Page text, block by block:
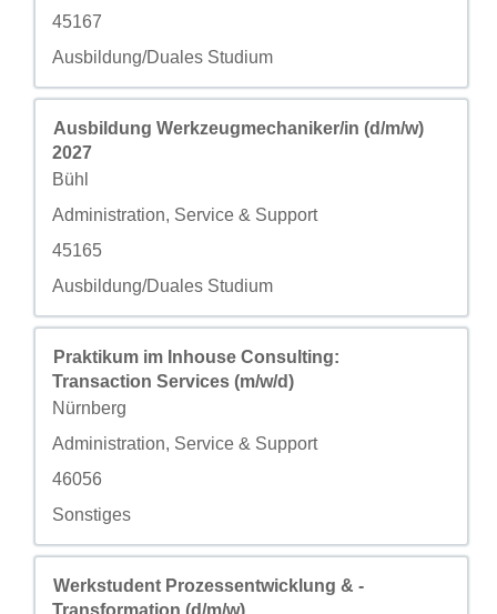
自定义字段 3
45167
自定义字段 4
Ausbildung/Duales Studium
职务
Ausbildung Werkzeugmechaniker/in (d/m/w)
2027
城市
Bühl
自定义字段 2
Administration, Service & Support
自定义字段 3
45165
自定义字段 4
Ausbildung/Duales Studium
使用空格键进行选择以查看职位信息的完整内容。
职务
Praktikum im Inhouse Consulting:
Transaction Services (m/w/d)
城市
Nürnberg
自定义字段 2
Administration, Service & Support
自定义字段 3
46056
自定义字段 4
Sonstiges
使用空格键进行选择以查看职位信息的完整内容。
职务
Werkstudent Prozessentwicklung & -
Transformation (d/m/w)
使用空格键进行选择以查看职位信息的完整内容。